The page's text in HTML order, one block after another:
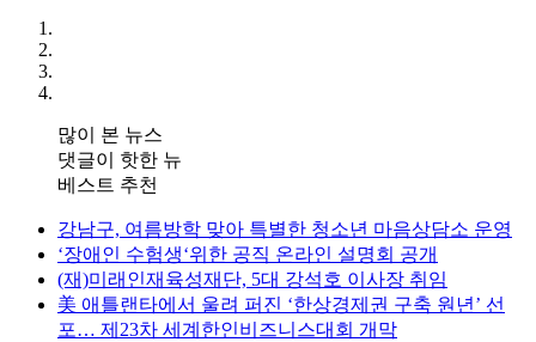
많이 본 뉴스
댓글이 핫한 뉴
베스트 추천
강남구, 여름방학 맞아 특별한 청소년 마음상담소 운영
‘장애인 수험생‘위한 공직 온라인 설명회 공개
(재)미래인재육성재단, 5대 강석호 이사장 취임
美 애틀랜타에서 울려 퍼진 ‘한상경제권 구축 원년’ 선
포… 제23차 세계한인비즈니스대회 개막